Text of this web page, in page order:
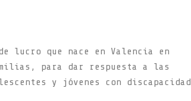
lucro que nace en Valencia en
para dar respuesta a las
y jóvenes con discapacidad